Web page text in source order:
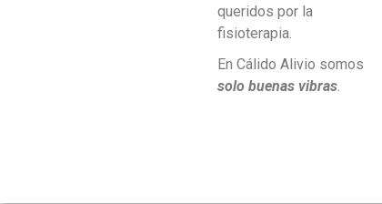
queridos por la
fisioterapia.
En Cálido Alivio somos
solo buenas vibras.